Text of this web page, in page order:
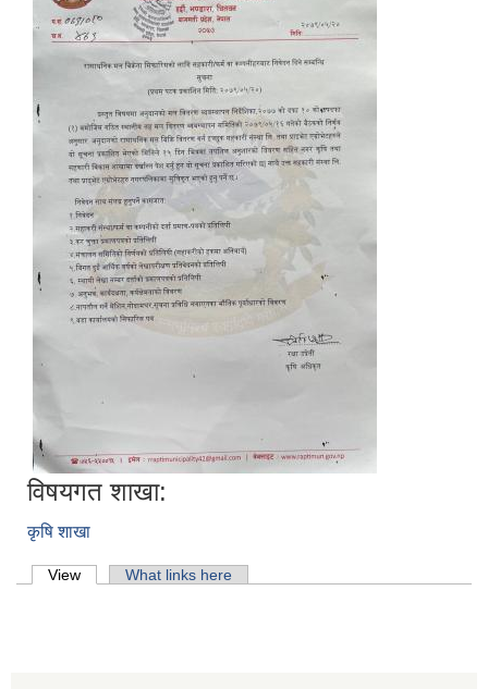
विषयगत शाखा:
कृषि शाखा
Primary tabs
View (active tab)What links here